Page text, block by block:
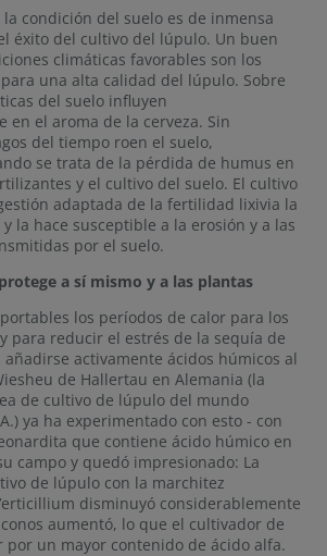
condición del suelo es de inmensa
éxito del cultivo del lúpulo. Un buen
climáticas favorables son los
una alta calidad del lúpulo. Sobre
del suelo influyen
en el aroma de la cerveza. Sin
del tiempo roen el suelo,
se trata de la pérdida de humus en
y el cultivo del suelo. El cultivo
adaptada de la fertilidad lixivia la
la hace susceptible a la erosión y a las
por el suelo.
a sí mismo y a las plantas
los períodos de calor para los
para reducir el estrés de la sequía de
activamente ácidos húmicos al
de Hallertau en Alemania (la
de cultivo de lúpulo del mundo
ya ha experimentado con esto - con
que contiene ácido húmico en
campo y quedó impresionado: La
de lúpulo con la marchitez
disminuyó considerablemente
aumentó, lo que el cultivador de
un mayor contenido de ácido alfa.